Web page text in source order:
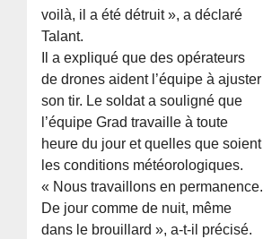
voilà, il a été détruit », a déclaré
Talant.
Il a expliqué que des opérateurs
de drones aident l’équipe à ajuster
son tir. Le soldat a souligné que
l’équipe Grad travaille à toute
heure du jour et quelles que soient
les conditions météorologiques.
« Nous travaillons en permanence.
De jour comme de nuit, même
dans le brouillard », a-t-il précisé.